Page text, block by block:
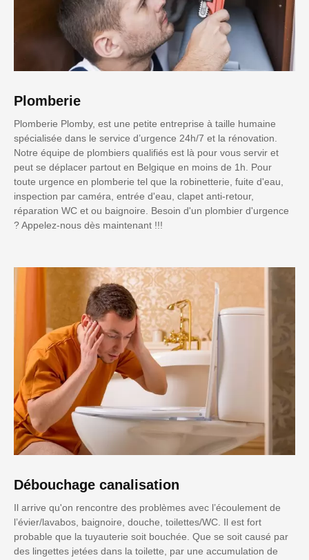
Plomberie
Plomberie Plomby, est une petite entreprise à taille humaine
spécialisée dans le service d’urgence 24h/7 et la rénovation.
Notre équipe de plombiers qualifiés est là pour vous servir et
peut se déplacer partout en Belgique en moins de 1h. Pour
toute urgence en plomberie tel que la robinetterie, fuite d'eau,
inspection par caméra, entrée d'eau, clapet anti-retour,
réparation WC et ou baignoire. Besoin d'un plombier d'urgence
? Appelez-nous dès maintenant !!!
Débouchage canalisation
Il arrive qu'on rencontre des problèmes avec l’écoulement de
l’évier/lavabos, baignoire, douche, toilettes/WC. Il est fort
probable que la tuyauterie soit bouchée. Que se soit causé par
des lingettes jetées dans la toilette, par une accumulation de